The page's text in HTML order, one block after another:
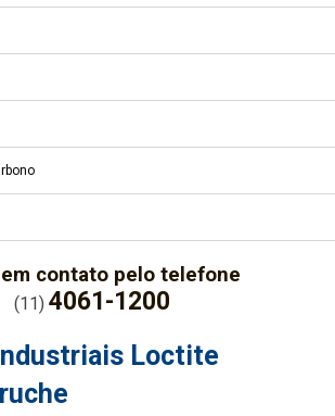
contato pelo telefone
(11) 4061-1200
Loctite